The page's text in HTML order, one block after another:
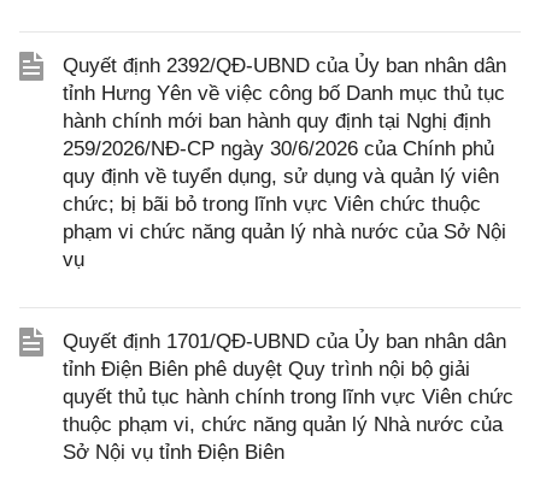
Quyết định 2392/QĐ-UBND của Ủy ban nhân dân
tỉnh Hưng Yên về việc công bố Danh mục thủ tục
hành chính mới ban hành quy định tại Nghị định
259/2026/NĐ-CP ngày 30/6/2026 của Chính phủ
quy định về tuyển dụng, sử dụng và quản lý viên
chức; bị bãi bỏ trong lĩnh vực Viên chức thuộc
phạm vi chức năng quản lý nhà nước của Sở Nội
vụ
Quyết định 1701/QĐ-UBND của Ủy ban nhân dân
tỉnh Điện Biên phê duyệt Quy trình nội bộ giải
quyết thủ tục hành chính trong lĩnh vực Viên chức
thuộc phạm vi, chức năng quản lý Nhà nước của
Sở Nội vụ tỉnh Điện Biên